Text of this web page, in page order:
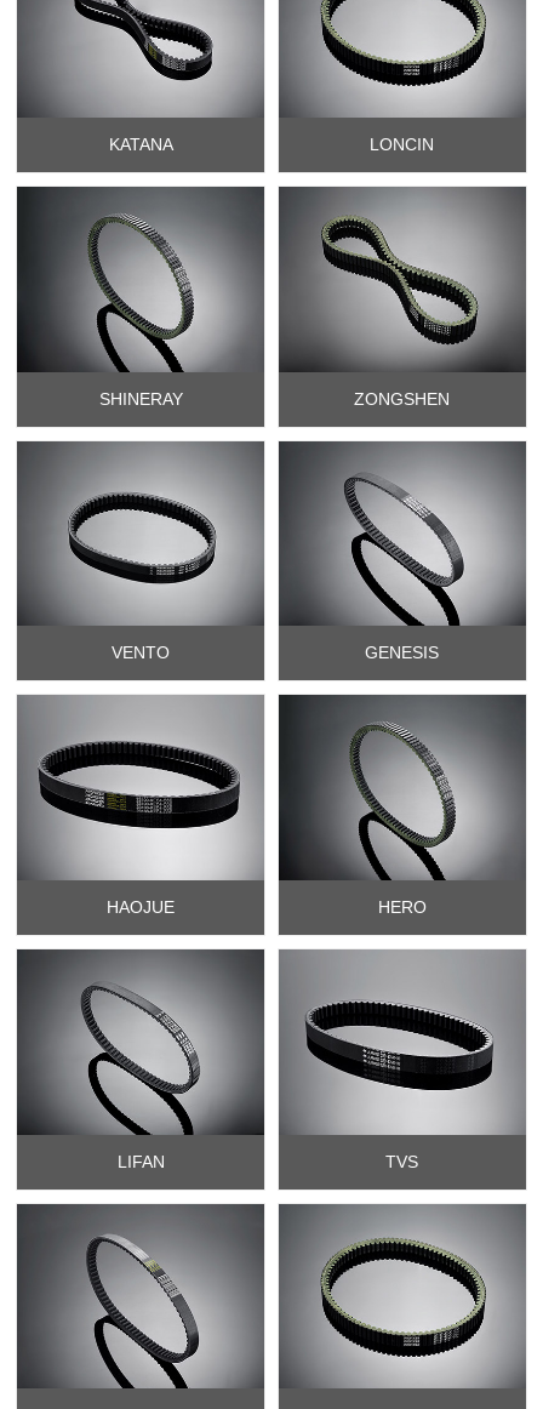
KATANA LONCIN
SHINERAY ZONGSHEN
VENTO GENESIS
HAOJUE HERO
LIFAN TVS